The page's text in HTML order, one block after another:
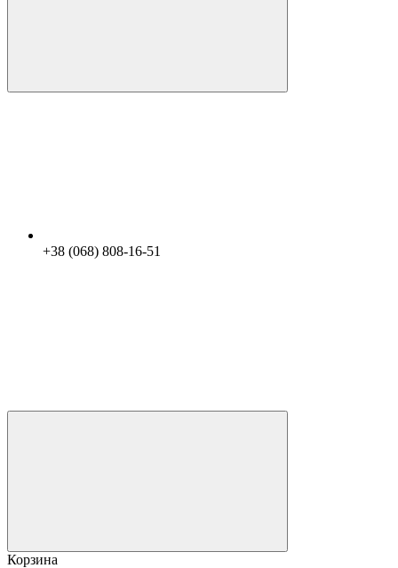
+38 (068) 808-16-51
Корзина